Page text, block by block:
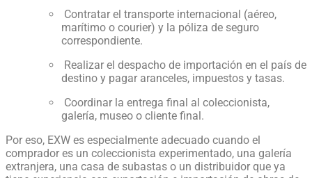
Contratar el transporte internacional (aéreo,
marítimo o courier) y la póliza de seguro
correspondiente.
Realizar el despacho de importación en el país de
destino y pagar aranceles, impuestos y tasas.
Coordinar la entrega final al coleccionista,
galería, museo o cliente final.
Por eso, EXW es especialmente adecuado cuando el
comprador es un coleccionista experimentado, una galería
extranjera, una casa de subastas o un distribuidor que ya